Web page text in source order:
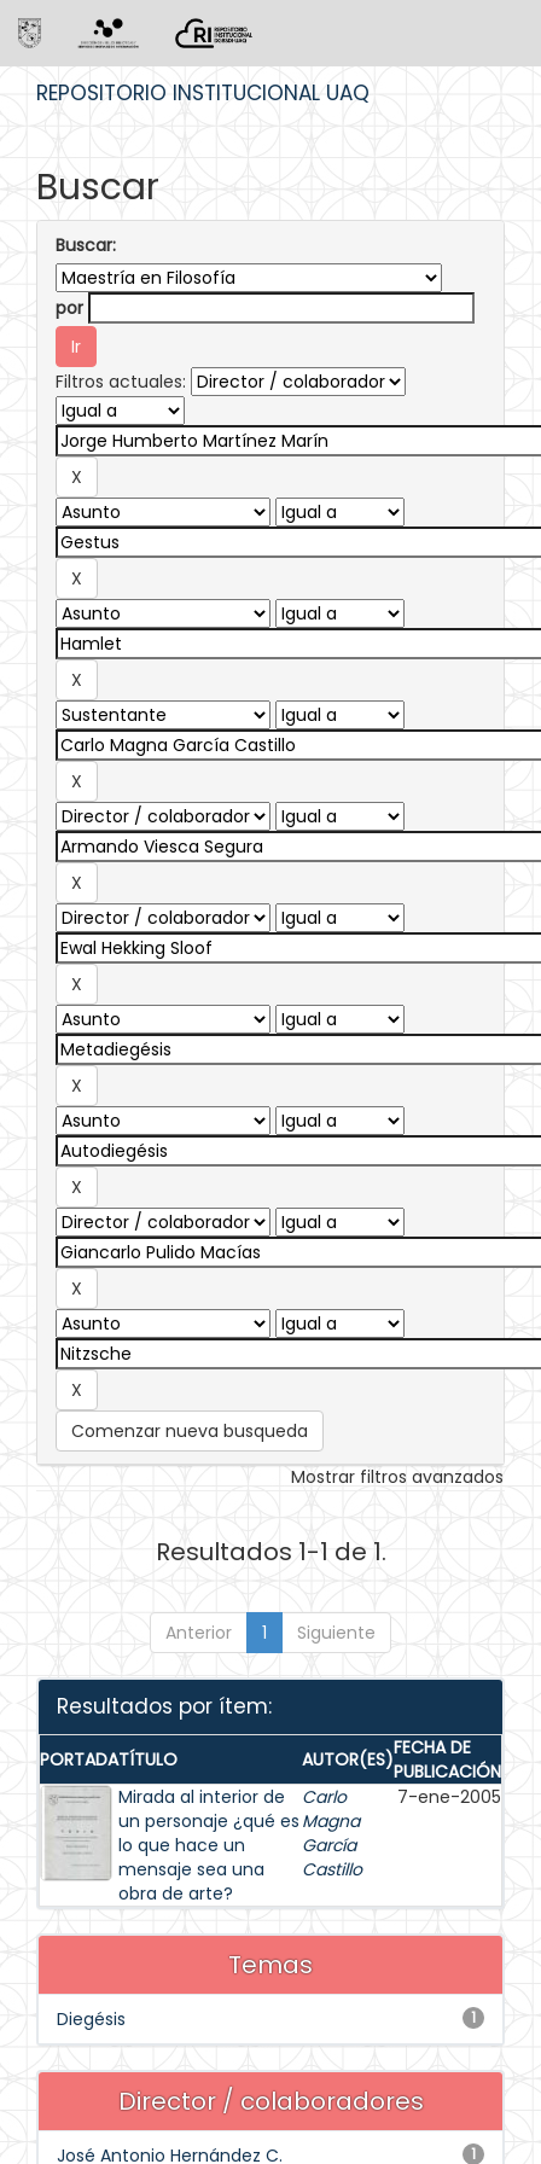
REPOSITORIO INSTITUCIONAL UAQ
Buscar
Buscar:
por
Filtros actuales:
Comenzar nueva busqueda
Mostrar filtros avanzados
Resultados 1-1 de 1.
Anterior 1 Siguiente
Resultados por ítem:
PORTADATÍTULO AUTOR(ES)FECHA DE
PUBLICACIÓN
Mirada al interior de
un personaje ¿qué es
lo que hace un
mensaje sea una
obra de arte?
Carlo
Magna
García
Castillo
7-ene-2005
Temas
1
Diegésis
Director / colaboradores
1
José Antonio Hernández C.